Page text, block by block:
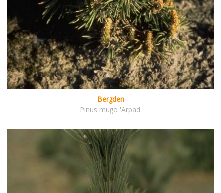
Bergden
Pinus mugo 'Arpad'